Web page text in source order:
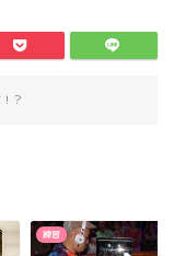
？
練習